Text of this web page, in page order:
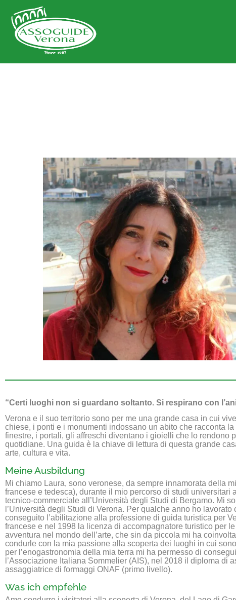
“Certi luoghi non si guardano soltanto. Si respirano con
Verona e il suo territorio sono per me una grande casa in cui
chiese, i ponti e i monumenti indossano un abito che racconta
finestre, i portali, gli affreschi diventano i gioielli che lo rendono
quotidiane. Una guida è la chiave di lettura di questa grande
arte, cultura e vita.
Meine Ausbildung
Mi chiamo Laura, sono veronese, da sempre innamorata della
francese e tedesca), durante il mio percorso di studi
tecnico-commerciale all’Università degli Studi di Bergamo. Mi
l’Università degli Studi di Verona. Per qualche anno ho
conseguito l’abilitazione alla professione di guida turistica per
francese e nel 1998 la licenza di accompagnatore turistico per
avventura nel mondo dell’arte, che sin da piccola mi ha
condurle con la mia passione alla scoperta dei luoghi in cui
per l’enogastronomia della mia terra mi ha permesso di
l’Associazione Italiana Sommelier (AIS), nel 2018 il diploma
assaggiatrice di formaggi ONAF (primo livello).
Was ich empfehle